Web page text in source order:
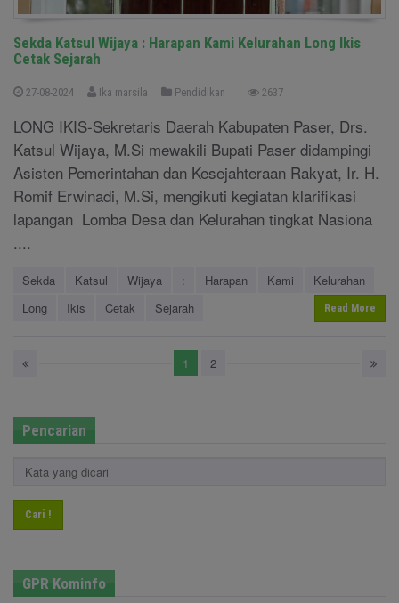
Sekda Katsul Wijaya : Harapan Kami Kelurahan Long Ikis
Cetak Sejarah
27-08-2024 Ika marsila Pendidikan 2637
LONG IKIS-Sekretaris Daerah Kabupaten Paser, Drs.
Katsul Wijaya, M.Si mewakili Bupati Paser didampingi
Asisten Pemerintahan dan Kesejahteraan Rakyat, Ir. H.
Romif Erwinadi, M.Si, mengikuti kegiatan klarifikasi
lapangan Lomba Desa dan Kelurahan tingkat Nasiona
....
Sekda Katsul Wijaya : Harapan Kami
Kelurahan
Long
Ikis Cetak Sejarah Read More
1 2
Pencarian
Cari !
GPR Kominfo